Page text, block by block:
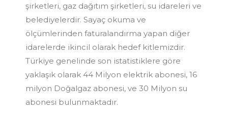
şirketleri, gaz dağıtım şirketleri, su idareleri ve
belediyelerdir. Sayaç okuma ve
ölçümlerinden faturalandırma yapan diğer
idarelerde ikincil olarak hedef kitlemizdir.
Türkiye genelinde son istatistiklere göre
yaklaşık olarak 44 Milyon elektrik abonesi, 16
milyon Doğalgaz abonesi, ve 30 Milyon su
abonesi bulunmaktadır.